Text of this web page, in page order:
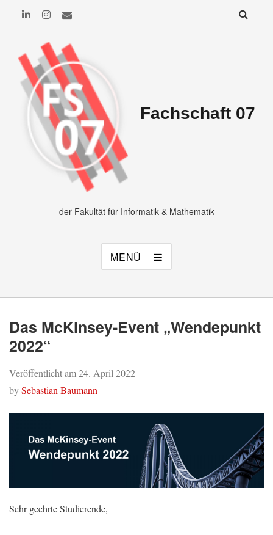
Fachschaft 07
der Fakultät für Informatik & Mathematik
MENÜ
Das McKinsey-Event „Wendepunkt
2022“
Veröffentlicht am24. April 2022
bySebastian Baumann
Sehr geehrte Studierende,